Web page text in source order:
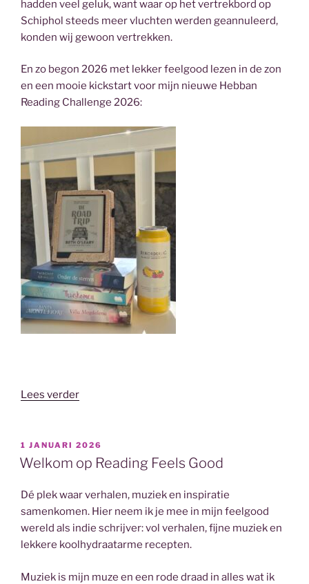
hadden veel geluk, want waar op het vertrekbord op
Schiphol steeds meer vluchten werden geannuleerd,
konden wij gewoon vertrekken.
En zo begon 2026 met lekker feelgood lezen in de zon
en een mooie kickstart voor mijn nieuwe Hebban
Reading Challenge 2026:
Lees verder“Kickstart
challenge
2026”
GEPLAATST
OP
1 JANUARI 2026
Welkom op Reading Feels Good
Dé plek waar verhalen, muziek en inspiratie
samenkomen. Hier neem ik je mee in mijn feelgood
wereld als indie schrijver: vol verhalen, fijne muziek en
lekkere koolhydraatarme recepten.
Muziek is mijn muze en een rode draad in alles wat ik